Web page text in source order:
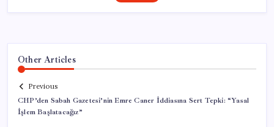
Other Articles
Previous
CHP’den Sabah Gazetesi’nin Emre Caner İddiasına Sert Tepki: “Yasal
İşlem Başlatacağız”